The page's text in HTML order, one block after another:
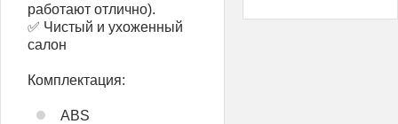
работают отлично).
✅ Чистый и ухоженный
салон
Комплектация:
ABS